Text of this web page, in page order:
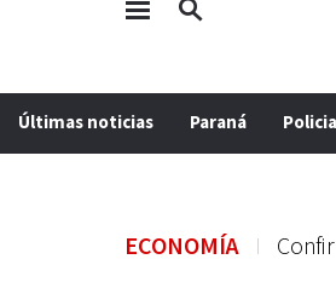
Últimas noticias Paraná
ECONOMÍA